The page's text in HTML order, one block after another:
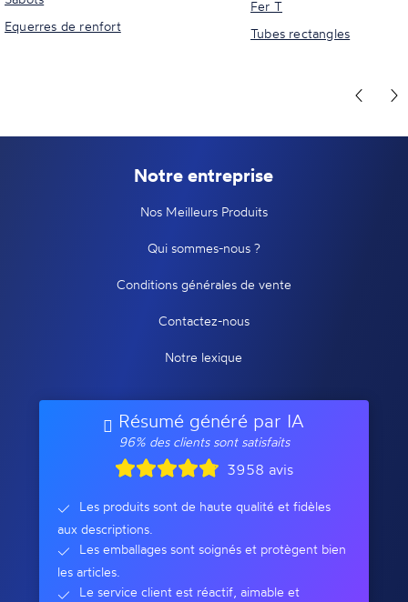
Equerres de renfort
Fer T
Tubes rectangles
Notre entreprise
Nos Meilleurs Produits
Qui sommes-nous ?
Conditions générales de vente
Contactez-nous
Notre lexique
Résumé généré par IA
96% des clients sont satisfaits
3958 avis
Les produits sont de haute qualité et fidèles
aux descriptions.
Les emballages sont soignés et protègent bien
les articles.
Le service client est réactif, aimable et